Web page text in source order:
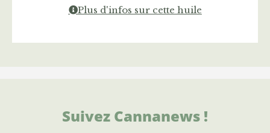
Plus d'infos sur cette huile
Suivez Cannanews !